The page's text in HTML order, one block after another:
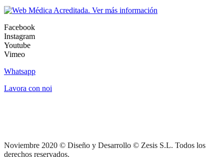
Facebook
Instagram
Youtube
Vimeo
Whatsapp
Lavora con noi
Noviembre 2020 © Diseño y Desarrollo © Zesis S.L. Todos los
derechos reservados.